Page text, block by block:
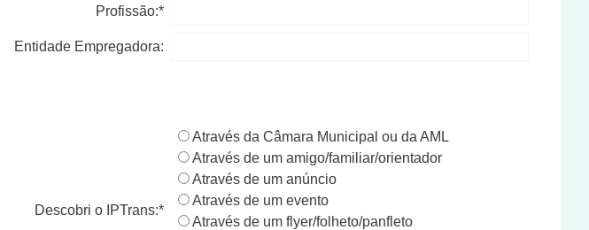
Profissão:*
Entidade Empregadora:
Descobri o IPTrans:*
Através da Câmara Municipal ou da AML
Através de um amigo/familiar/orientador
Através de um anúncio
Através de um evento
Através de um flyer/folheto/panfleto